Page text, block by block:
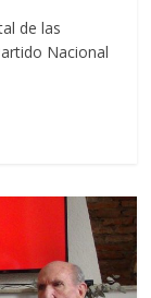
de las
Nacional